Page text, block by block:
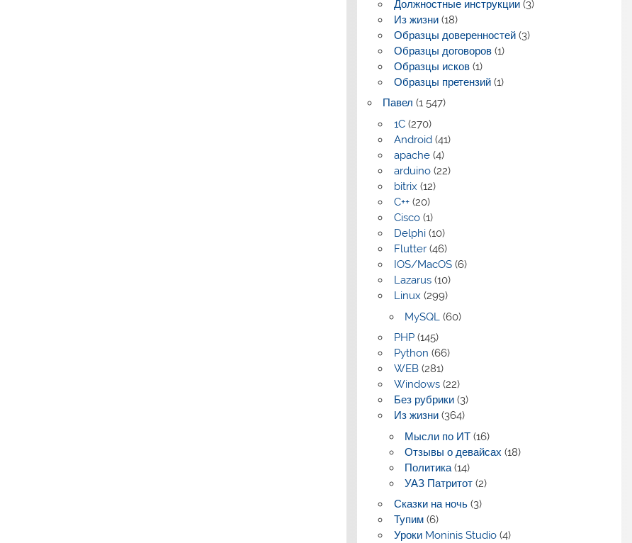
Должностные инструкции(3)
Из жизни(18)
Образцы доверенностей(3)
Образцы договоров(1)
Образцы исков(1)
Образцы претензий(1)
Павел (1 547)
1C(270)
Android(41)
apache(4)
arduino(22)
bitrix (12)
C++(20)
Cisco(1)
Delphi(10)
Flutter(46)
IOS/MacOS(6)
Lazarus(10)
Linux (299)
MySQL(60)
PHP(145)
Python (66)
WEB(281)
Windows(22)
Без рубрики(3)
Из жизни(364)
Мысли по ИТ(16)
Отзывы о девайсах (18)
Политика(14)
УАЗ Патритот(2)
Сказки на ночь(3)
Тупим(6)
Уроки Moninis Studio(4)